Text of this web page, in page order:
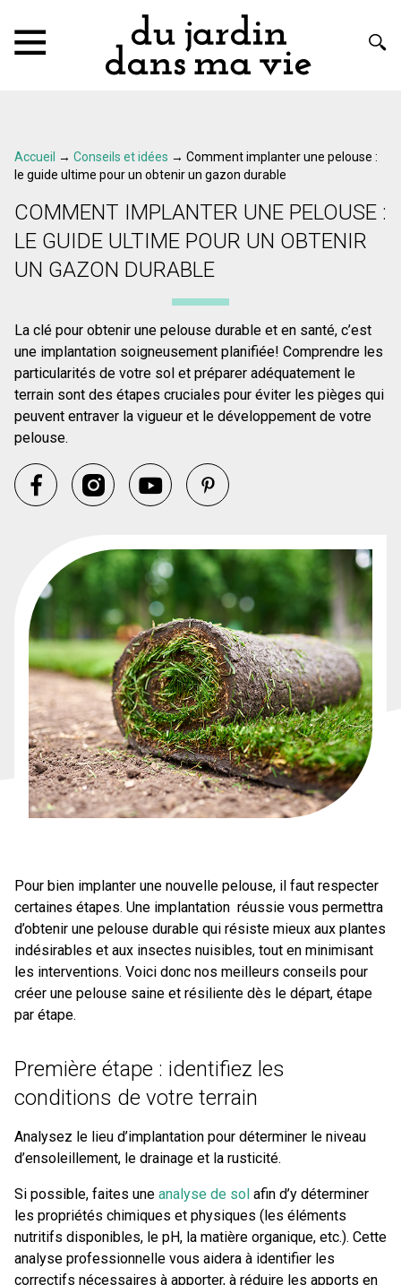
Accueil → Conseils et idées → Comment implanter une pelouse :
le guide ultime pour un obtenir un gazon durable
COMMENT IMPLANTER UNE PELOUSE :
LE GUIDE ULTIME POUR UN OBTENIR
UN GAZON DURABLE
La clé pour obtenir une pelouse durable et en santé, c’est
une implantation soigneusement planifiée! Comprendre les
particularités de votre sol et préparer adéquatement le
terrain sont des étapes cruciales pour éviter les pièges qui
peuvent entraver la vigueur et le développement de votre
pelouse.
Pour bien implanter une nouvelle pelouse, il faut respecter
certaines étapes. Une implantation réussie vous permettra
d’obtenir une pelouse durable qui résiste mieux aux plantes
indésirables et aux insectes nuisibles, tout en minimisant
les interventions. Voici donc nos meilleurs conseils pour
créer une pelouse saine et résiliente dès le départ, étape
par étape.
Première étape : identifiez les
conditions de votre terrain
Analysez le lieu d’implantation pour déterminer le niveau
d’ensoleillement, le drainage et la rusticité.
Si possible, faites une analyse de sol afin d’y déterminer
les propriétés chimiques et physiques (les éléments
nutritifs disponibles, le pH, la matière organique, etc.). Cette
analyse professionnelle vous aidera à identifier les
correctifs nécessaires à apporter, à réduire les apports en